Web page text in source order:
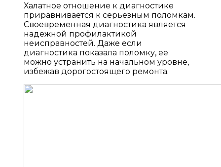
Халатное отношение к диагностике
приравнивается к серьезным поломкам.
Своевременная диагностика является
надежной профилактикой
неисправностей. Даже если
диагностика показала поломку, ее
можно устранить на начальном уровне,
избежав дорогостоящего ремонта.